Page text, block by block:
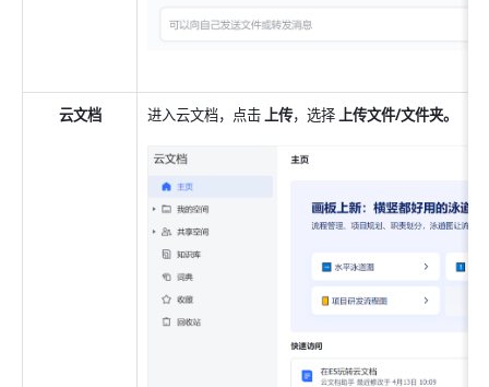
云文档 进入云文档，点击 上传，选择 上传文件/文件夹。